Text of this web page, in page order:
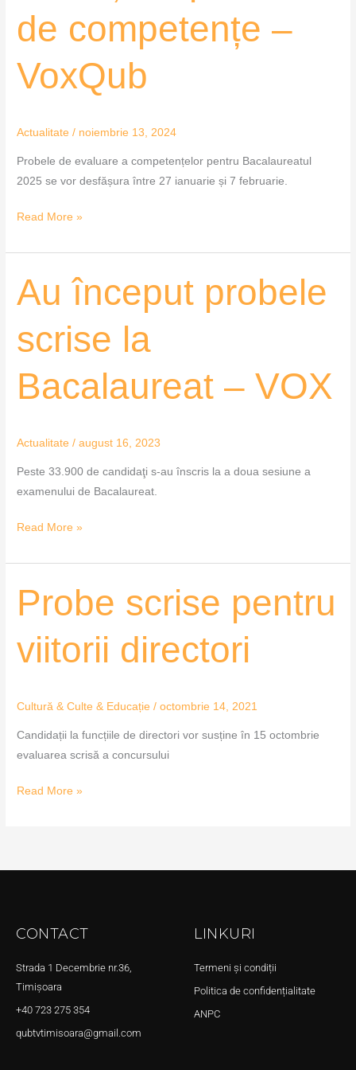
de competențe –
VoxQub
Actualitate / noiembrie 13, 2024
Probele de evaluare a competențelor pentru Bacalaureatul
2025 se vor desfășura între 27 ianuarie și 7 februarie.
Read More »
Au început probele
scrise la
Bacalaureat – VOX
Actualitate /august 16, 2023
Peste 33.900 de candidaţi s-au înscris la a doua sesiune a
examenului de Bacalaureat.
Au
început
scrise
Bacalaureat
–
Read More »
Probe scrise pentru
viitorii directori
Cultură & Culte & Educație /octombrie 14, 2021
Candidații la funcțiile de directori vor susține în 15 octombrie
evaluarea scrisă a concursului
Probe
scrise
viitorii
Read More »
CONTACT
Strada 1 Decembrie nr.36,
Timișoara
+40 723 275 354
qubtvtimisoara@gmail.com
LINKURI
Termeni și condiții
Politica de confidențialitate
ANPC